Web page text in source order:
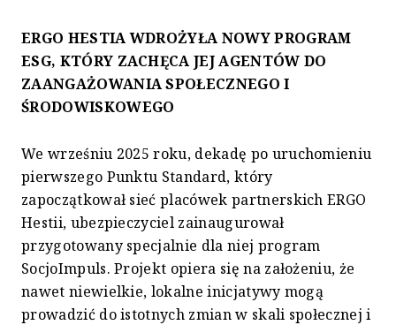
ERGO HESTIA WDROŻYŁA NOWY PROGRAM
ESG, KTÓRY ZACHĘCA JEJ AGENTÓW DO
ZAANGAŻOWANIA SPOŁECZNEGO I
ŚRODOWISKOWEGO
We wrześniu 2025 roku, dekadę po uruchomieniu
pierwszego Punktu Standard, który
zapoczątkował sieć placówek partnerskich ERGO
Hestii, ubezpieczyciel zainaugurował
przygotowany specjalnie dla niej program
SocjoImpuls. Projekt opiera się na założeniu, że
nawet niewielkie, lokalne inicjatywy mogą
prowadzić do istotnych zmian w skali społecznej i